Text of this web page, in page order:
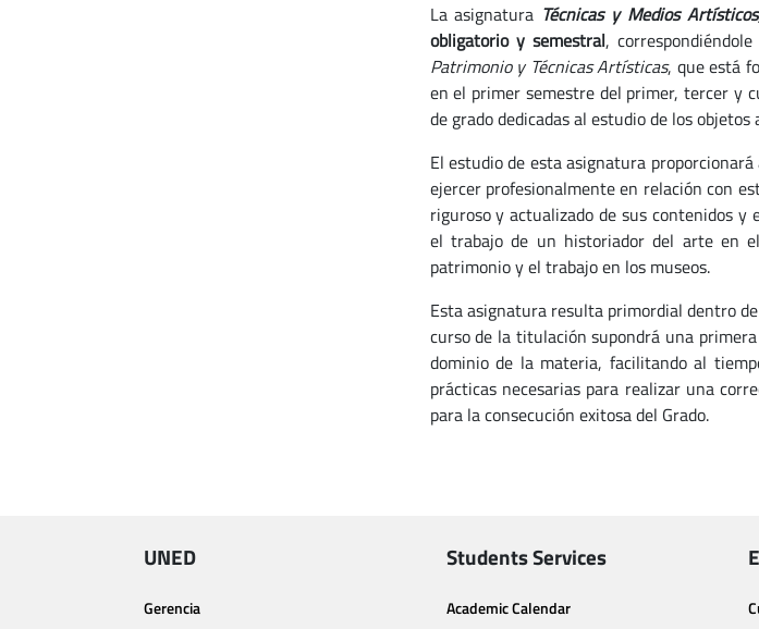
La asignatura Técnicasy Medios Artísticos
obligatorio y semestral, correspondiéndole
Patrimonio y Técnicas Artísticas, que está
en el primer semestre del primer, tercer y
de grado dedicadas al estudio de los objetos
El estudio de esta asignatura
ejercer profesionalmente en relación con
riguroso y actualizado de sus contenidos y
el trabajo de un historiador del arte en
patrimonio y el trabajo en los museos.
Esta asignatura resulta primordial dentro
curso de la titulación supondrá una
dominio de la materia, facilitando al
prácticas necesarias para realizar una
para la consecución exitosa del Grado.
UNED
Gerencia
Students Services
Academic Calendar